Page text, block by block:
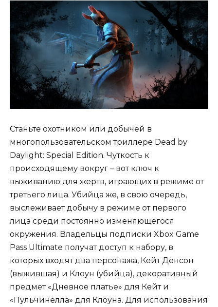
Станьте охотником или добычей в
многопользовательском триллере Dead by
Daylight: Special Edition. Чуткость к
происходящему вокруг – вот ключ к
выживанию для жертв, играющих в режиме от
третьего лица. Убийца же, в свою очередь,
выслеживает добычу в режиме от первого
лица среди постоянно изменяющегося
окружения. Владельцы подписки Xbox Game
Pass Ultimate получат доступ к набору, в
которых входят два персонажа, Кейт Денсон
(выжившая) и Клоун (убийца), декоративный
предмет «Дневное платье» для Кейт и
«Пульчинелла» для Клоуна. Для использования